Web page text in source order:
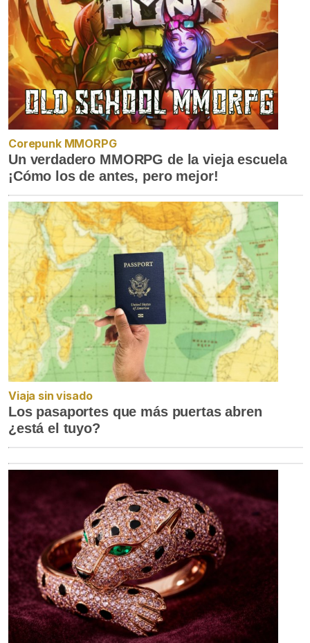
Corepunk MMORPG
Un verdadero MMORPG de la vieja escuela
¡Cómo los de antes, pero mejor!
Viaja sin visado
Los pasaportes que más puertas abren
¿está el tuyo?